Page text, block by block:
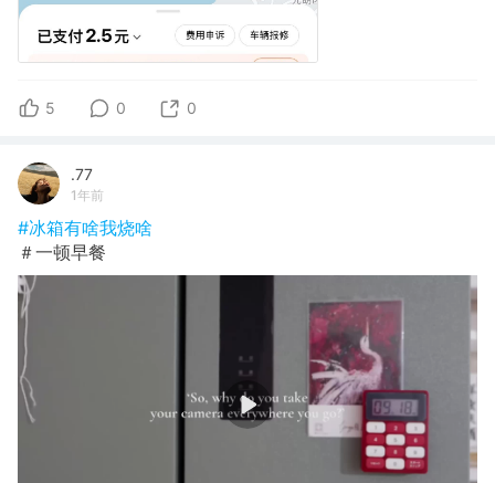
5 0 0
.77
1年前
#冰箱有啥我烧啥
＃一顿早餐